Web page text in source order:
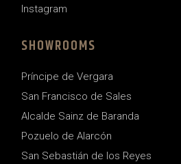
Instagram
SHOWROOMS
Príncipe de Vergara
San Francisco de Sales
Alcalde Sainz de Baranda
Pozuelo de Alarcón
San Sebastián de los Reyes